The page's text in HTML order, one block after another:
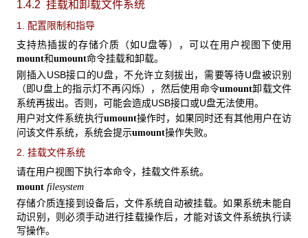
1.4.2 挂载和卸载文件系统
1. 配置限制和指导
支持热插拔的存储介质（如U盘等），可以在用户视图下使用
mount和umount命令挂载和卸载。
刚插入USB接口的U盘，不允许立刻拔出，需要等待U盘被识别
（即U盘上的指示灯不再闪烁），然后使用命令umount卸载文件
系统再拔出。否则，可能会造成USB接口或U盘无法使用。
用户对文件系统执行umount操作时，如果同时还有其他用户在访
问该文件系统，系统会提示umount操作失败。
2. 挂载文件系统
请在用户视图下执行本命令，挂载文件系统。
mount filesystem
存储介质连接到设备后，文件系统自动被挂载。如果系统未能自
动识别，则必须手动进行挂载操作后，才能对该文件系统执行读
写操作。